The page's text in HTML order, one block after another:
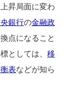
昇局面に変わ
銀行の金融政
点になること
としては、 移
表などが知ら